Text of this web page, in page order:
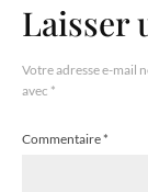
Laisser
Votre adresse e-mail
avec *
Commentaire*